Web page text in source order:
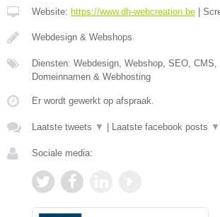
Website: https://www.dh-webcreation.be |
Webdesign & Webshops
Diensten: Webdesign, Webshop, SEO, CMS,
Domeinnamen & Webhosting
Er wordt gewerkt op afspraak.
Laatste tweets ▼ | Laatste facebook posts ▼
Sociale media: